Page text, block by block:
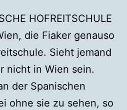
HOFREITSCHULE
die Fiaker genauso
Sieht jemand
nicht in Wien sein.
der Spanischen
ohne sie zu sehen, so